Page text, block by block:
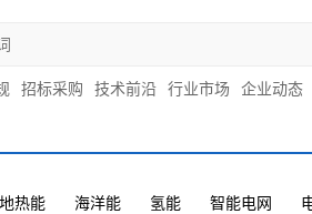
招标采购 技术前沿 行业市场 企业动态
地热能 海洋能 氢能 智能电网